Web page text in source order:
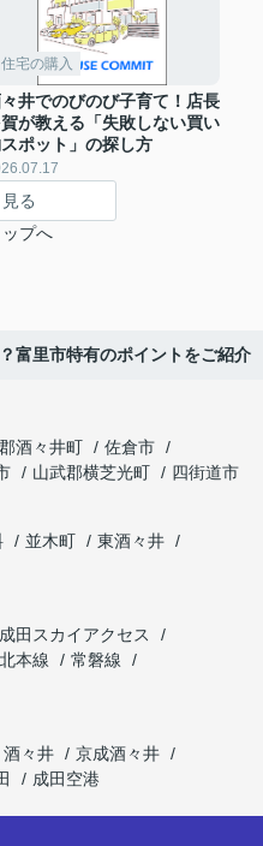
住宅の購入
井でのびのび子育て！店長
が教える「失敗しない買い
ポット」の探し方
る
プへ
富里市特有のポイントをご紹介
酒々井町
佐倉市
山武郡横芝光町
四街道市
並木町
東酒々井
成田スカイアクセス
本線
常磐線
酒々井
京成酒々井
成田空港